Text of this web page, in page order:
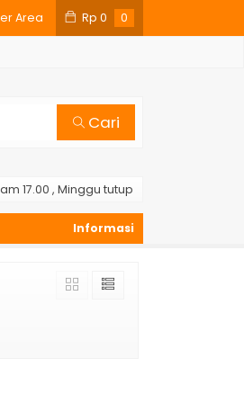
Area Rp 0 0
Cari
17.00 , Minggu tutup